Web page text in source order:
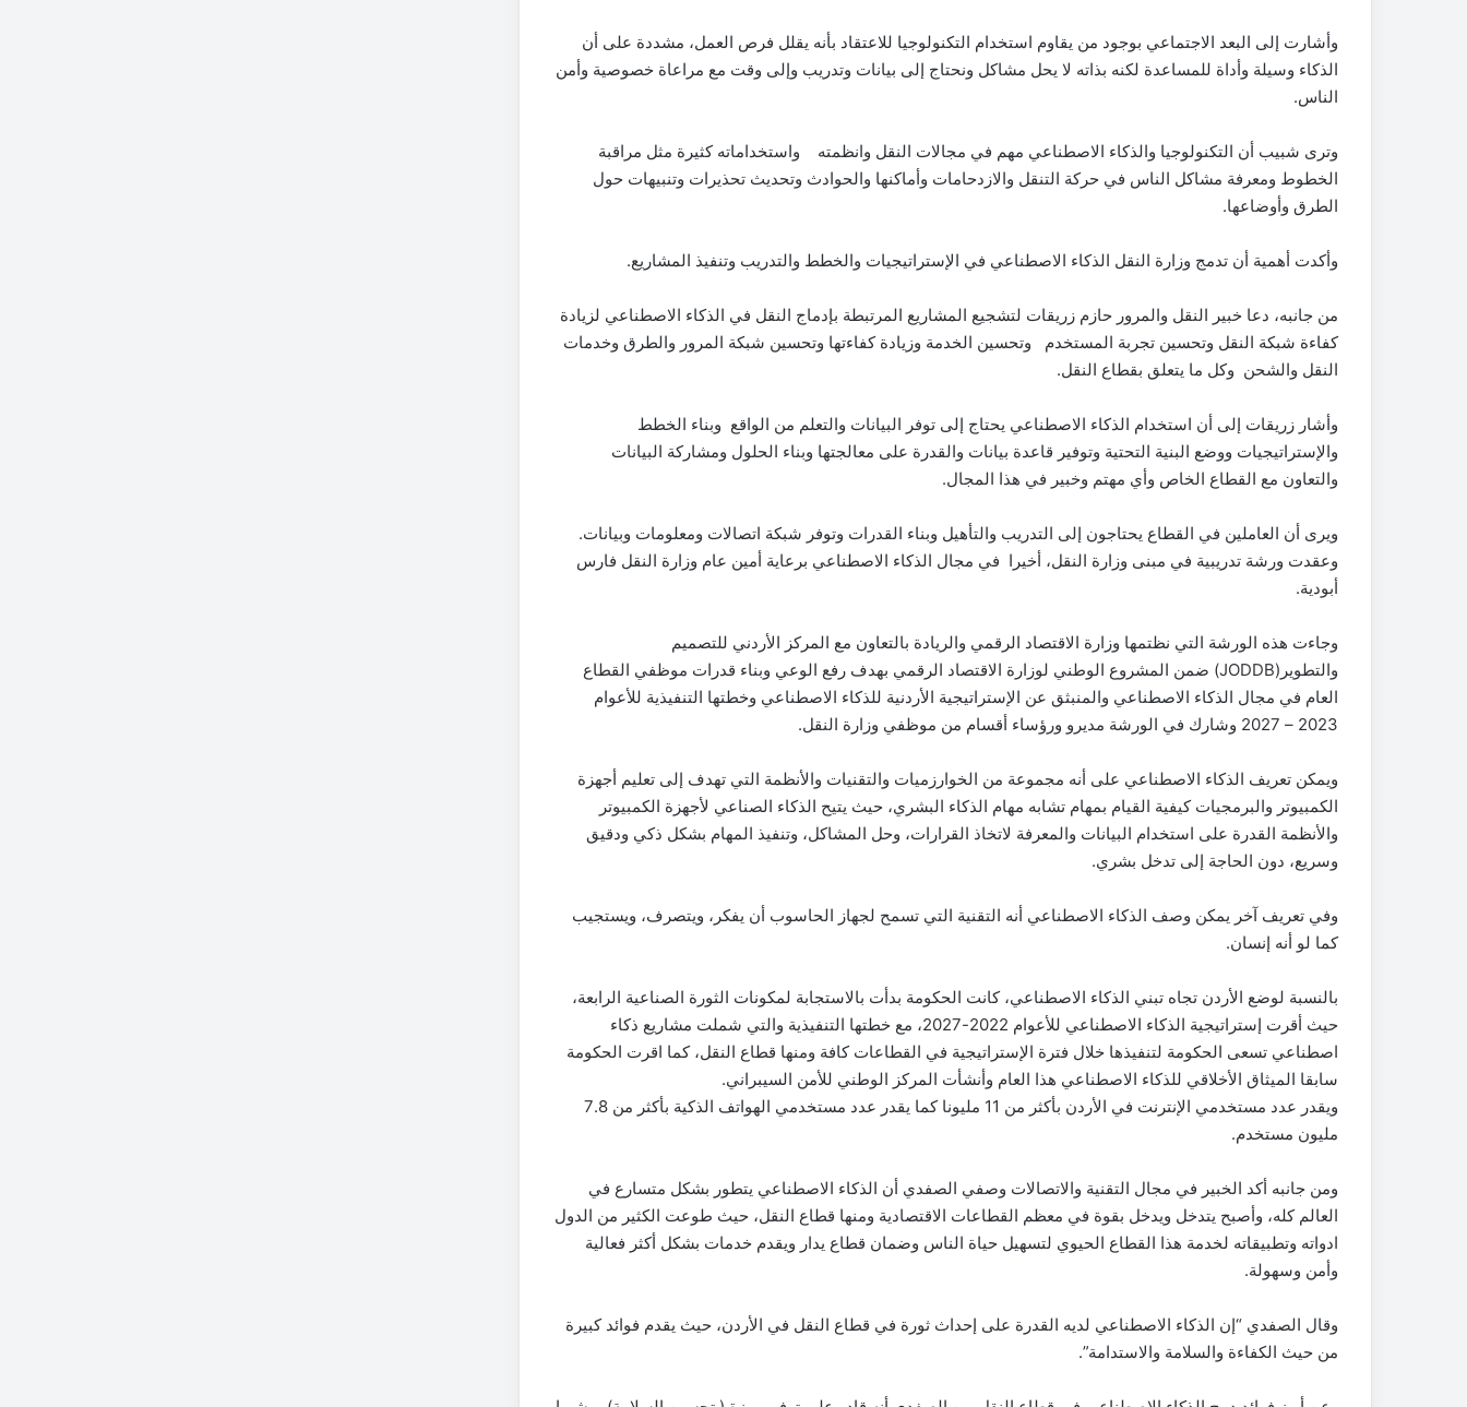
وأشارت إلى البعد الاجتماعي بوجود من يقاوم استخدام التكنولوجيا للاعتقاد بأنه يقلل فرص العمل، مشددة على أن
الذكاء وسيلة وأداة للمساعدة لكنه بذاته لا يحل مشاكل ونحتاج إلى بيانات وتدريب وإلى وقت مع مراعاة خصوصية وأمن
الناس.
وترى شبيب أن التكنولوجيا والذكاء الاصطناعي مهم في مجالات النقل وانظمته واستخداماته كثيرة مثل مراقبة
الخطوط ومعرفة مشاكل الناس في حركة التنقل والازدحامات وأماكنها والحوادث وتحديث تحذيرات وتنبيهات حول
الطرق وأوضاعها.
وأكدت أهمية أن تدمج وزارة النقل الذكاء الاصطناعي في الإستراتيجيات والخطط والتدريب وتنفيذ المشاريع.
من جانبه، دعا خبير النقل والمرور حازم زريقات لتشجيع المشاريع المرتبطة بإدماج النقل في الذكاء الاصطناعي لزيادة
كفاءة شبكة النقل وتحسين تجربة المستخدم وتحسين الخدمة وزيادة كفاءتها وتحسين شبكة المرور والطرق وخدمات
النقل والشحن وكل ما يتعلق بقطاع النقل.
وأشار زريقات إلى أن استخدام الذكاء الاصطناعي يحتاج إلى توفر البيانات والتعلم من الواقع وبناء الخطط
والإستراتيجيات ووضع البنية التحتية وتوفير قاعدة بيانات والقدرة على معالجتها وبناء الحلول ومشاركة البيانات
والتعاون مع القطاع الخاص وأي مهتم وخبير في هذا المجال.
ويرى أن العاملين في القطاع يحتاجون إلى التدريب والتأهيل وبناء القدرات وتوفر شبكة اتصالات ومعلومات وبيانات.
وعقدت ورشة تدريبية في مبنى وزارة النقل، أخيرا في مجال الذكاء الاصطناعي برعاية أمين عام وزارة النقل فارس
أبودية.
وجاءت هذه الورشة التي نظتمها وزارة الاقتصاد الرقمي والريادة بالتعاون مع المركز الأردني للتصميم
والتطوير(JODDB) ضمن المشروع الوطني لوزارة الاقتصاد الرقمي بهدف رفع الوعي وبناء قدرات موظفي القطاع
العام في مجال الذكاء الاصطناعي والمنبثق عن الإستراتيجية الأردنية للذكاء الاصطناعي وخطتها التنفيذية للأعوام
2023 – 2027 وشارك في الورشة مديرو ورؤساء أقسام من موظفي وزارة النقل.
ويمكن تعريف الذكاء الاصطناعي على أنه مجموعة من الخوارزميات والتقنيات والأنظمة التي تهدف إلى تعليم أجهزة
الكمبيوتر والبرمجيات كيفية القيام بمهام تشابه مهام الذكاء البشري، حيث يتيح الذكاء الصناعي لأجهزة الكمبيوتر
والأنظمة القدرة على استخدام البيانات والمعرفة لاتخاذ القرارات، وحل المشاكل، وتنفيذ المهام بشكل ذكي ودقيق
وسريع، دون الحاجة إلى تدخل بشري.
وفي تعريف آخر يمكن وصف الذكاء الاصطناعي أنه التقنية التي تسمح لجهاز الحاسوب أن يفكر، ويتصرف، ويستجيب
كما لو أنه إنسان.
بالنسبة لوضع الأردن تجاه تبني الذكاء الاصطناعي، كانت الحكومة بدأت بالاستجابة لمكونات الثورة الصناعية الرابعة،
حيث أقرت إستراتيجية الذكاء الاصطناعي للأعوام 2022-2027، مع خطتها التنفيذية والتي شملت مشاريع ذكاء
اصطناعي تسعى الحكومة لتنفيذها خلال فترة الإستراتيجية في القطاعات كافة ومنها قطاع النقل، كما اقرت الحكومة
سابقا الميثاق الأخلاقي للذكاء الاصطناعي هذا العام وأنشأت المركز الوطني للأمن السيبراني.
ويقدر عدد مستخدمي الإنترنت في الأردن بأكثر من 11 مليونا كما يقدر عدد مستخدمي الهواتف الذكية بأكثر من 7.8
مليون مستخدم.
ومن جانبه أكد الخبير في مجال التقنية والاتصالات وصفي الصفدي أن الذكاء الاصطناعي يتطور بشكل متسارع في
العالم كله، وأصبح يتدخل ويدخل بقوة في معظم القطاعات الاقتصادية ومنها قطاع النقل، حيث طوعت الكثير من الدول
ادواته وتطبيقاته لخدمة هذا القطاع الحيوي لتسهيل حياة الناس وضمان قطاع يدار ويقدم خدمات بشكل أكثر فعالية
وأمن وسهولة.
وقال الصفدي “إن الذكاء الاصطناعي لديه القدرة على إحداث ثورة في قطاع النقل في الأردن، حيث يقدم فوائد كبيرة
من حيث الكفاءة والسلامة والاستدامة”.